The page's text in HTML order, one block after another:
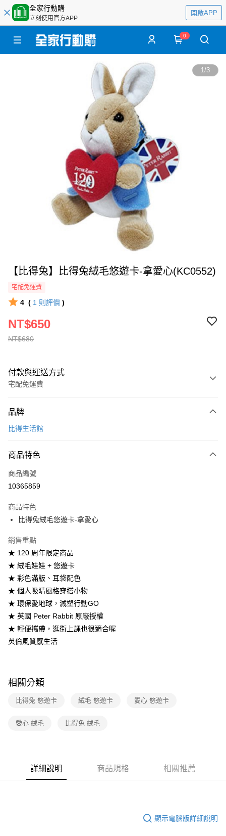
全家行動購
立刻使用官方APP
開啟APP
0
1/3
【比得兔】比得兔絨毛悠遊卡-拿愛心(KC0552)
宅配免運費
4 ( 1 則評價 )
NT$680
NT$650
付款與運送方式
宅配免運費
全家線上支付
本島宅配-活動商品
免運費
免運費
品牌
比得生活館
商品特色
商品編號
10365859
商品特色
比得兔絨毛悠遊卡-拿愛心
銷售重點
★ 120 周年限定商品
★ 絨毛娃娃 + 悠遊卡
★ 彩色滿版、耳袋配色
★ 個人吸睛風格穿搭小物
★ 環保愛地球，減塑行動GO
★ 英國 Peter Rabbit 原廠授權
★ 輕便攜帶，逛街上課也很適合喔
英倫風質感生活
相關分類
比得兔 悠遊卡 絨毛 悠遊卡 愛心 悠遊卡
愛心 絨毛 比得兔 絨毛
詳細說明 商品規格 相關推薦
顯示電腦版詳細說明